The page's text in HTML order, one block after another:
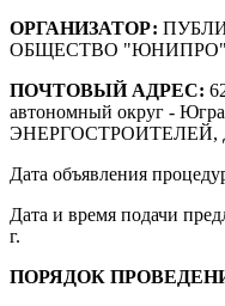
ОРГАНИЗАТОР:
ОБЩЕСТВО "ЮНИПРО"
ПОЧТОВЫЙ АДРЕС:
автономный округ -
ЭНЕРГОСТРОИТЕЛЕЙ,
Дата объявления
Дата и время подачи
г.
ПОРЯДОК